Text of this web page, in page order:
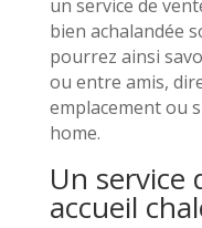
un service de
bien achalandée
pourrez ainsi
ou entre amis,
emplacement ou
home.
Un service
accueil